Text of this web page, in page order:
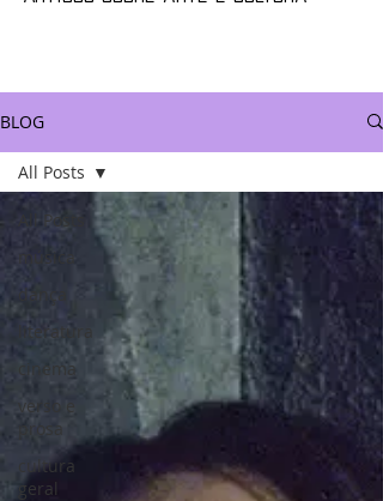
BLOG
All Posts
dança
literatura
cinema
verso e
prosa
cultura
geral
All Posts